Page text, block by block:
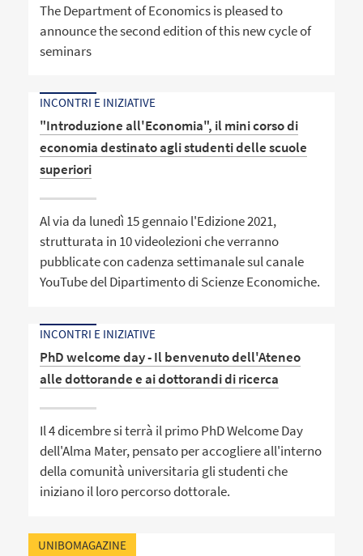
The Department of Economics is pleased to
announce the second edition of this new cycle of
seminars
INCONTRI E INIZIATIVE
"Introduzione all'Economia", il mini corso di
economia destinato agli studenti delle scuole
superiori
Al via da lunedì 15 gennaio l'Edizione 2021,
strutturata in 10 videolezioni che verranno
pubblicate con cadenza settimanale sul canale
YouTube del Dipartimento di Scienze Economiche.
INCONTRI E INIZIATIVE
PhD welcome day - Il benvenuto dell'Ateneo
alle dottorande e ai dottorandi di ricerca
Il 4 dicembre si terrà il primo PhD Welcome Day
dell'Alma Mater, pensato per accogliere all'interno
della comunità universitaria gli studenti che
iniziano il loro percorso dottorale.
UNIBOMAGAZINE